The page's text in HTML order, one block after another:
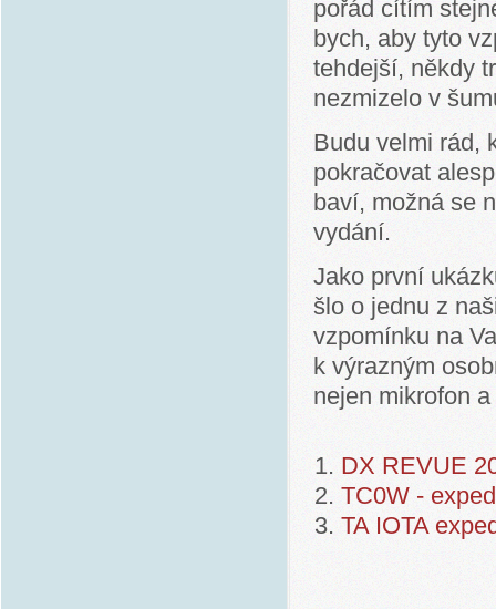
pořád cítím
bych, aby tyto
tehdejší, někdy
nezmizelo v
Budu velmi rád,
pokračovat
baví, možná se
vydání.
Jako první
šlo o jednu z
vzpomínku na
k výrazným
nejen mikrofon
DX REVUE
TC0W -
TA IOTA